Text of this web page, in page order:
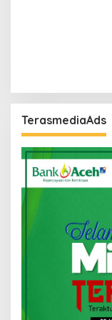
TerasmediaAds